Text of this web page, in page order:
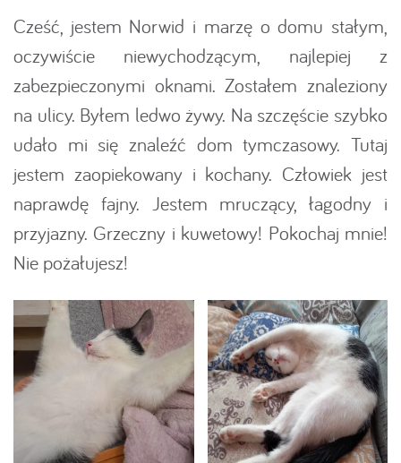
Cześć, jestem Norwid i marzę o domu stałym,
oczywiście niewychodzącym, najlepiej z
zabezpieczonymi oknami. Zostałem znaleziony
na ulicy. Byłem ledwo żywy. Na szczęście szybko
udało mi się znaleźć dom tymczasowy. Tutaj
jestem zaopiekowany i kochany. Człowiek jest
naprawdę fajny. Jestem mruczący, łagodny i
przyjazny. Grzeczny i kuwetowy! Pokochaj mnie!
Nie pożałujesz!